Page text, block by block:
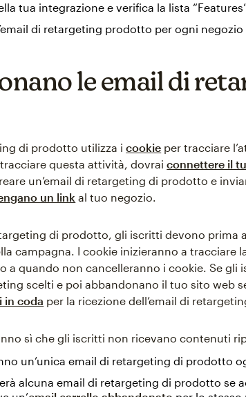
tua integrazione e verifica la lista
di retargeting prodotto per ogni
le email di
di prodotto utilizza icookie per tracciare
questa attività, dovraiconnettere il
un’email di retargeting di prodotto e
un link al tuo negozio.
di prodotto, gli iscritti devono prima
campagna. I cookie inizieranno a tracciare
a quando non cancelleranno i cookie. Se gli
scelti e poi abbandonano il tuo sito web
in coda per la ricezione dell’email di
sì che gli iscritti non ricevano contenuti
un’unica email di retargeting di prodotto
alcuna email di retargeting di prodotto se